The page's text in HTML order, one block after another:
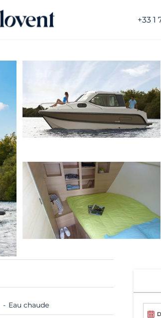
+33 1
Eau chaude